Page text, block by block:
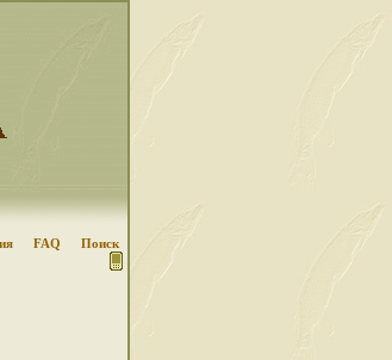
FAQ Поиск